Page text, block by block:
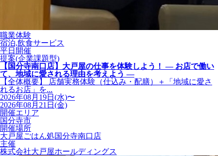
職業体験
宿泊,飲食サービス
平日開催
提案(企業課題型)
【国分寺南口店】大戸屋の仕事を体験しよう！ ― お店で働い
て、地域に愛される理由を考えよう ―
【全体概要】 店舗実務体験（仕込み・配膳）＋「地域に愛さ
れるお店」を...
2026年08月19日(水)〜
2026年08月21日(金)
開催エリア
国分寺市
開催場所
大戸屋ごはん処国分寺南口店
主催
株式会社大戸屋ホールディングス